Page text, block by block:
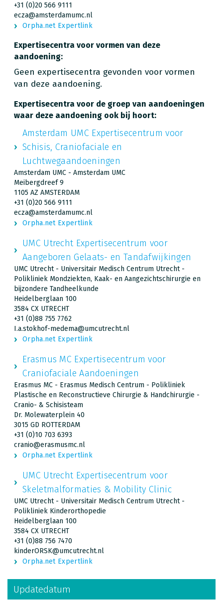
+31 (0)20 566 9111
ecza@amsterdamumc.nl
Orpha.net Expertlink
Expertisecentra voor vormen van deze
aandoening:
Geen expertisecentra gevonden voor vormen
van deze aandoening.
Expertisecentra voor de groep van aandoeningen
waar deze aandoening ook bij hoort:
Amsterdam UMC Expertisecentrum voor
Schisis, Craniofaciale en
Luchtwegaandoeningen
Amsterdam UMC - Amsterdam UMC
Meibergdreef 9
1105 AZ AMSTERDAM
+31 (0)20 566 9111
ecza@amsterdamumc.nl
Orpha.net Expertlink
UMC Utrecht Expertisecentrum voor
Aangeboren Gelaats- en Tandafwijkingen
UMC Utrecht - Universitair Medisch Centrum Utrecht -
Polikliniek Mondziekten, Kaak- en Aangezichtschirurgie en
bijzondere Tandheelkunde
Heidelberglaan 100
3584 CX UTRECHT
+31 (0)88 755 7762
I.a.stokhof-medema@umcutrecht.nl
Orpha.net Expertlink
Erasmus MC Expertisecentrum voor
Craniofaciale Aandoeningen
Erasmus MC - Erasmus Medisch Centrum - Polikliniek
Plastische en Reconstructieve Chirurgie & Handchirurgie -
Cranio- & Schisisteam
Dr. Molewaterplein 40
3015 GD ROTTERDAM
+31 (0)10 703 6393
cranio@erasmusmc.nl
Orpha.net Expertlink
UMC Utrecht Expertisecentrum voor
Skeletmalformaties & Mobility Clinic
UMC Utrecht - Universitair Medisch Centrum Utrecht -
Polikliniek Kinderorthopedie
Heidelberglaan 100
3584 CX UTRECHT
+31 (0)88 756 7470
kinderORSK@umcutrecht.nl
Orpha.net Expertlink
Updatedatum